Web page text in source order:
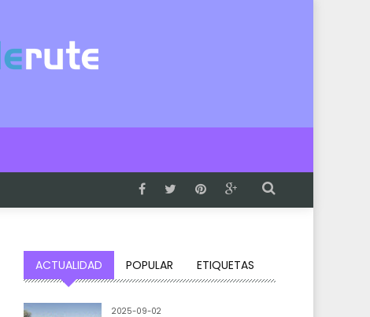
ACTUALIDAD POPULAR ETIQUETAS
2025-09-02